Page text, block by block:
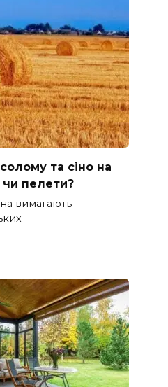
та сіно на
чи пелети?
вимагають